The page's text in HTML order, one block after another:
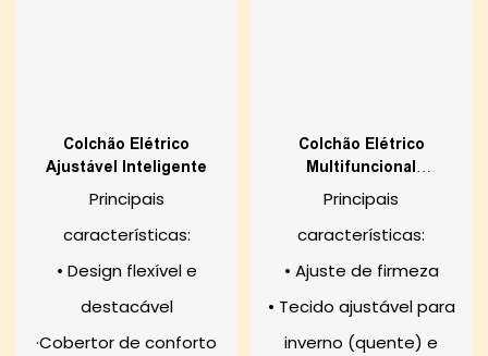
Colchão Elétrico
Ajustável Inteligente
Principais
características:
• Design flexível e
destacável
·Cobertor de conforto
Colchão Elétrico
Multifuncional
Personalizado E
Ajustável
Principais
características:
• Ajuste de firmeza
• Tecido ajustável para
inverno (quente) e